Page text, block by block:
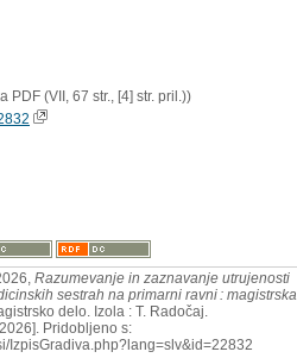
PDF (VII, 67 str., [4] str. pril.))
Razumevanje in zaznavanje utrujenosti
sestrah na primarni ravni : magistrska
delo. Izola : T. Radočaj.
Pridobljeno s:
IzpisGradiva.php?lang=slv&id=22832